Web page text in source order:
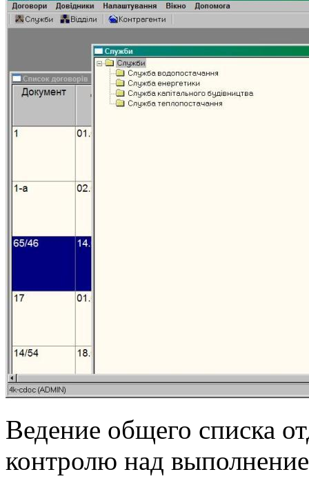
Ведение общего списка
контролю над